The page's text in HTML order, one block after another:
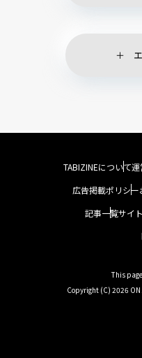
TABIZINEについて運
広告掲載ポリシー
記事一覧サイ
This
Copyright (C) 2026 ON